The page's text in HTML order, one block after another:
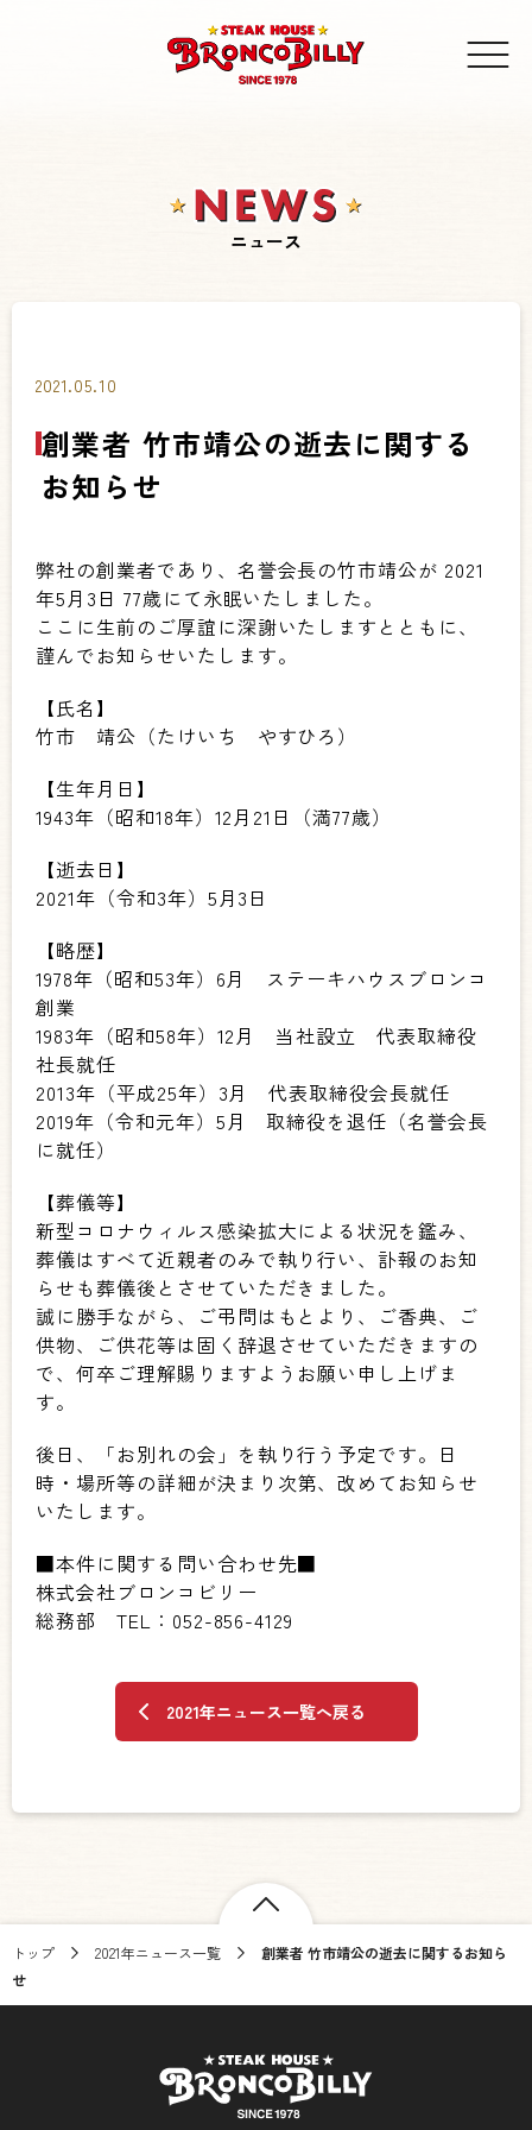
ニュース
2021.05.10
創業者 竹市靖公の逝去に関する
お知らせ
弊社の創業者であり、名誉会長の竹市靖公が 2021
年5月3日 77歳にて永眠いたしました。
ここに生前のご厚誼に深謝いたしますとともに、
謹んでお知らせいたします。
【氏名】
竹市 靖公（たけいち やすひろ）
【生年月日】
1943年（昭和18年）12月21日（満77歳）
【逝去日】
2021年（令和3年）5月3日
【略歴】
1978年（昭和53年）6月 ステーキハウスブロンコ
創業
1983年（昭和58年）12月 当社設立 代表取締役
社長就任
2013年（平成25年）3月 代表取締役会長就任
2019年（令和元年）5月 取締役を退任（名誉会長
に就任）
【葬儀等】
新型コロナウィルス感染拡大による状況を鑑み、
葬儀はすべて近親者のみで執り行い、訃報のお知
らせも葬儀後とさせていただきました。
誠に勝手ながら、ご弔問はもとより、ご香典、ご
供物、ご供花等は固く辞退させていただきますの
で、何卒ご理解賜りますようお願い申し上げま
す。
後日、「お別れの会」を執り行う予定です。日
時・場所等の詳細が決まり次第、改めてお知らせ
いたします。
■本件に関する問い合わせ先■
株式会社ブロンコビリー
総務部 TEL：052-856-4129
2021年ニュース一覧へ戻る
トップ 2021年ニュース一覧
創業者 竹市靖公の逝去に関するお知ら
せ